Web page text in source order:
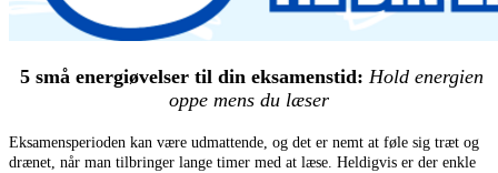
5 små energiøvelser til din eksamenstid: Hold energien
oppe mens du læser
Eksamensperioden kan være udmattende, og det er nemt at føle sig træt og
drænet, når man tilbringer lange timer med at læse. Heldigvis er der enkle